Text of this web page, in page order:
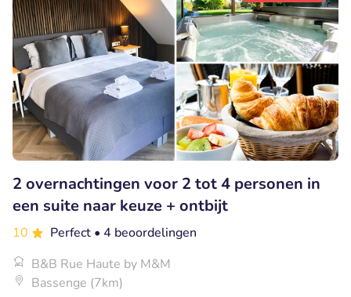
2 overnachtingen voor 2 tot 4 personen in
een suite naar keuze + ontbijt
10 Perfect • 4 beoordelingen
B&B Rue Haute by M&M
Bassenge (7km)